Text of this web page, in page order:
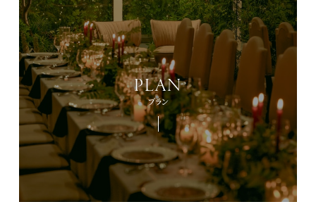
PLAN
プラン